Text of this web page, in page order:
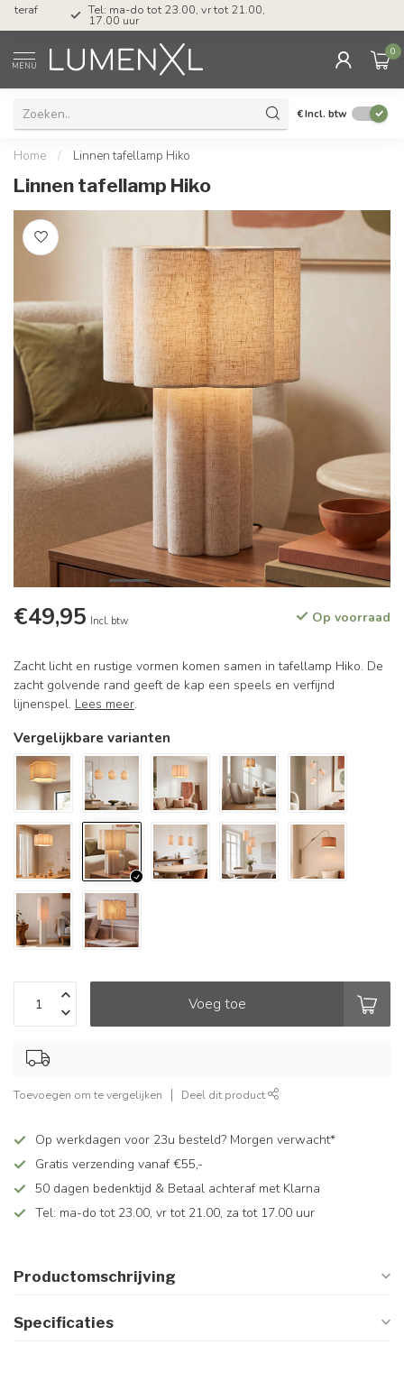
Tel: ma-do tot 23.00, vr tot 21.00, za tot
17.00 uur
MENU
0
€Incl. btw
Home / Linnen tafellamp Hiko
Linnen tafellamp Hiko
€49,95 Incl. btw Op voorraad
Zacht licht en rustige vormen komen samen in tafellamp Hiko. De
zacht golvende rand geeft de kap een speels en verfijnd
lijnenspel. Lees meer.
Vergelijkbare varianten
Voeg toe
Toevoegen om te vergelijken Deel dit product
Op werkdagen voor 23u besteld? Morgen verwacht*
Gratis verzending vanaf €55,-
50 dagen bedenktijd & Betaal achteraf met Klarna
Tel: ma-do tot 23.00, vr tot 21.00, za tot 17.00 uur
Productomschrijving
Specificaties